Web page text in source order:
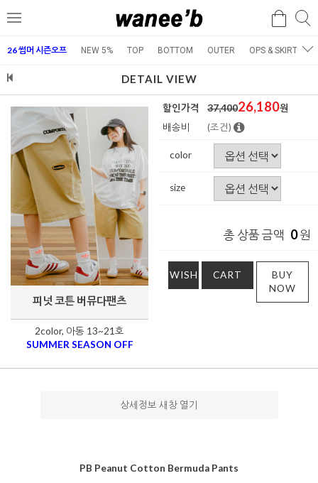
메
검
26 썸머 시즌오프 NEW 5% TOP BOTTOM OUTER OPS & SKIRT
DETAIL VIEW
피넛 코튼 버뮤다팬츠
2color, 아동 13~21호
SUMMER SEASON OFF
할인가격 37,40026,180원
배송비
(조건)
color
size
총 상품 금액 0원
WISH CART
BUY
NOW
상세정보 새창 열기
PB Peanut Cotton Bermuda Pants